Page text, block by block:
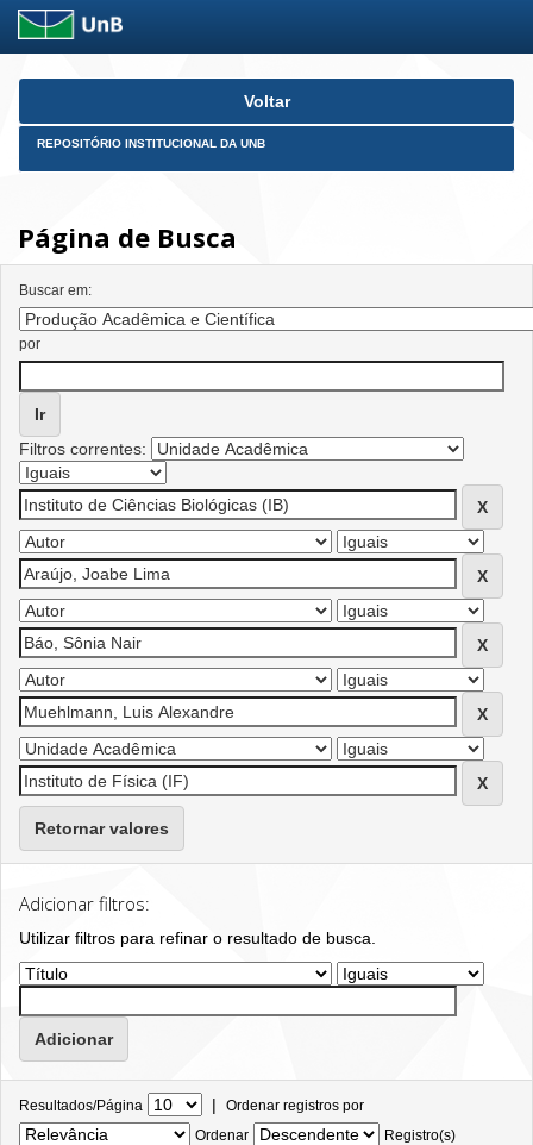
Skip
Voltar
REPOSITÓRIO INSTITUCIONAL DA UNB
Página de Busca
Buscar em:
por
Filtros correntes:
Retornar valores
Adicionar filtros:
Utilizar filtros para refinar o resultado de busca.
Resultados/Página | Ordenar registros por
Ordenar
Registro(s)